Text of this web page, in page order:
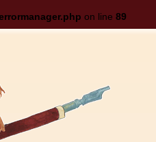
on line 89